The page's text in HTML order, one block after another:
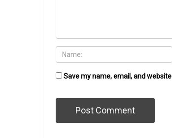
Save my name, email, and